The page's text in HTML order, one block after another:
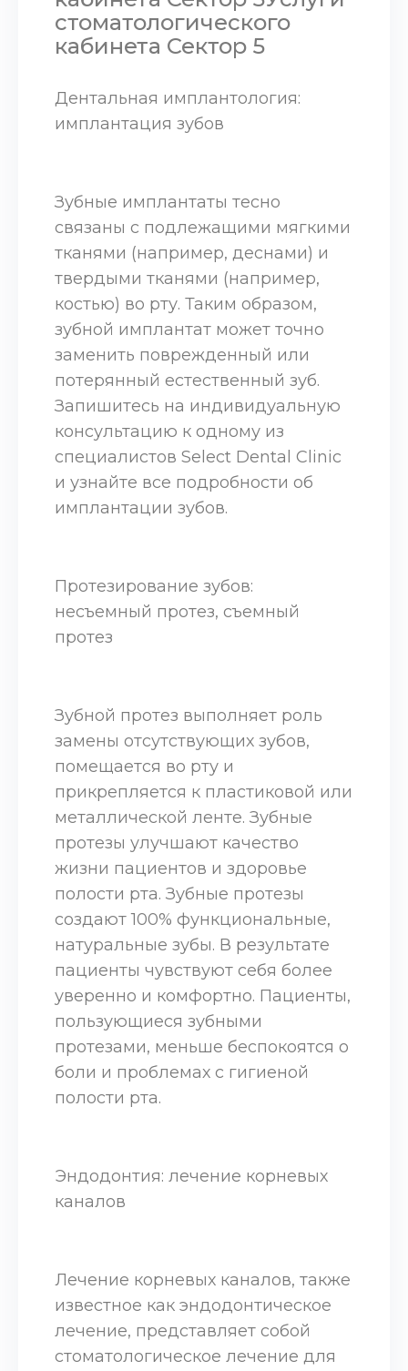
стоматологического
кабинета Сектор 5
Дентальная имплантология:
имплантация зубов
Зубные имплантаты тесно
связаны с подлежащими мягкими
тканями (например, деснами) и
твердыми тканями (например,
костью) во рту. Таким образом,
зубной имплантат может точно
заменить поврежденный или
потерянный естественный зуб.
Запишитесь на индивидуальную
консультацию к одному из
специалистов Select Dental Clinic
и узнайте все подробности об
имплантации зубов.
Протезирование зубов:
несъемный протез, съемный
протез
Зубной протез выполняет роль
замены отсутствующих зубов,
помещается во рту и
прикрепляется к пластиковой или
металлической ленте. Зубные
протезы улучшают качество
жизни пациентов и здоровье
полости рта. Зубные протезы
создают 100% функциональные,
натуральные зубы. В результате
пациенты чувствуют себя более
уверенно и комфортно. Пациенты,
пользующиеся зубными
протезами, меньше беспокоятся о
боли и проблемах с гигиеной
полости рта.
Эндодонтия: лечение корневых
каналов
Лечение корневых каналов, также
известное как эндодонтическое
лечение, представляет собой
стоматологическое лечение для